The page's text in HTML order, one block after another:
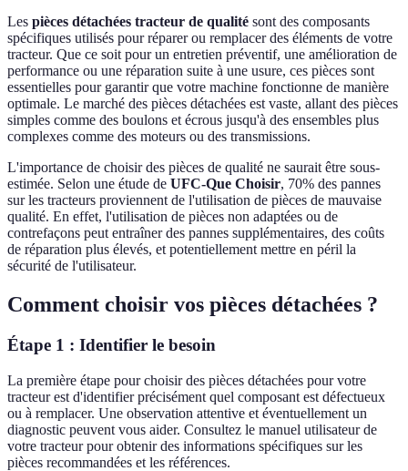
Les pièces détachées tracteur de qualité sont des composants
spécifiques utilisés pour réparer ou remplacer des éléments de votre
tracteur. Que ce soit pour un entretien préventif, une amélioration de
performance ou une réparation suite à une usure, ces pièces sont
essentielles pour garantir que votre machine fonctionne de manière
optimale. Le marché des pièces détachées est vaste, allant des pièces
simples comme des boulons et écrous jusqu'à des ensembles plus
complexes comme des moteurs ou des transmissions.
L'importance de choisir des pièces de qualité ne saurait être sous-
estimée. Selon une étude de UFC-Que Choisir, 70% des pannes
sur les tracteurs proviennent de l'utilisation de pièces de mauvaise
qualité. En effet, l'utilisation de pièces non adaptées ou de
contrefaçons peut entraîner des pannes supplémentaires, des coûts
de réparation plus élevés, et potentiellement mettre en péril la
sécurité de l'utilisateur.
Comment choisir vos pièces détachées ?
Étape 1 : Identifier le besoin
La première étape pour choisir des pièces détachées pour votre
tracteur est d'identifier précisément quel composant est défectueux
ou à remplacer. Une observation attentive et éventuellement un
diagnostic peuvent vous aider. Consultez le manuel utilisateur de
votre tracteur pour obtenir des informations spécifiques sur les
pièces recommandées et les références.